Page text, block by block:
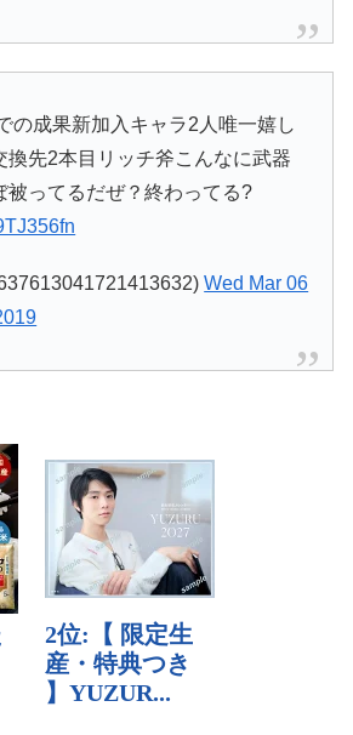
の成果新加入キャラ2人唯一嬉し
換先2本目リッチ斧こんなに武器
被ってるだぜ？終わってる?
Wed Mar 06